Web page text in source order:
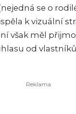
se o
k vizuální
však měl
od